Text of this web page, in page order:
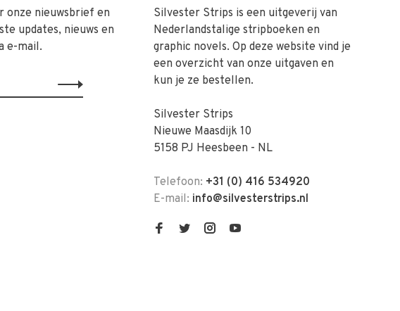
onze nieuwsbrief en
updates, nieuws en
e-mail.
Silvester Strips is een uitgeverij van
Nederlandstalige stripboeken en
graphic novels. Op deze website vind je
een overzicht van onze uitgaven en
kun je ze bestellen.
Silvester Strips
Nieuwe Maasdijk 10
5158 PJ Heesbeen - NL
Telefoon: +31 (0) 416 534920
E-mail: info@silvesterstrips.nl